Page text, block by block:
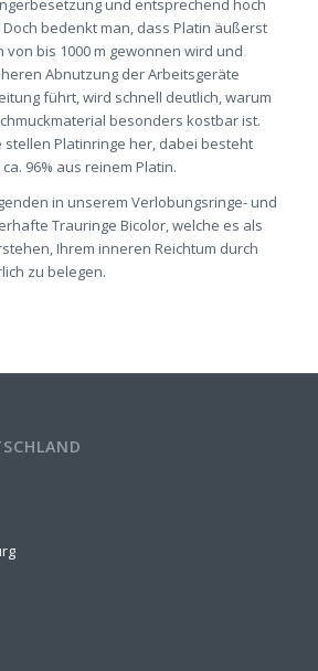
und entsprechend hoch
bedenkt man, dass Platin äußerst
bis 1000 m gewonnen wird und
Abnutzung der Arbeitsgeräte
führt, wird schnell deutlich, warum
besonders kostbar ist.
stellen Platinringe her, dabei besteht
96% aus reinem Platin.
in unserem Verlobungsringe- und
Trauringe Bicolor, welche es als
Ihrem inneren Reichtum durch
zu belegen.